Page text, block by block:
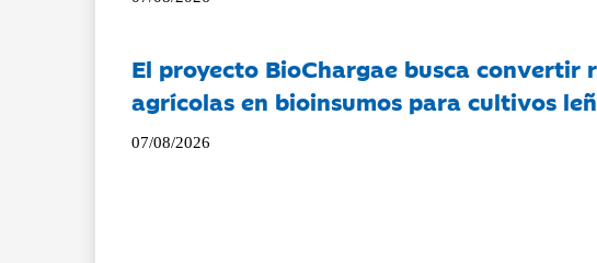
El proyecto BioChargae busca convertir
agrícolas en bioinsumos para cultivos
07/08/2026